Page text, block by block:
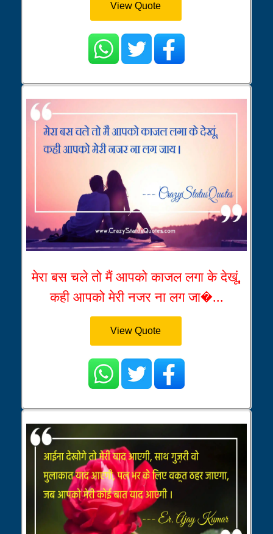
View Quote
मेरा बस चले तो मैं आपको काजल लगा के देखूं,
कही आपको मेरी नजर ना लग जा�...
View Quote